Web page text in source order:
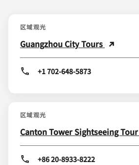
区域观光
Guangzhou City Tours
+1 702-648-5873
区域观光
Canton Tower Sightseeing Tour
+86 20-8933-8222